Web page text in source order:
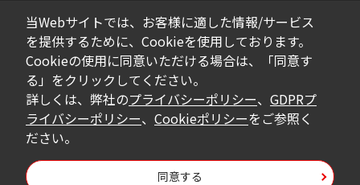
当Webサイトでは、お客様に適した情報/サービス
を提供するために、Cookieを使用しております。
Cookieの使用に同意いただける場合は、「同意す
る」をクリックしてください。
詳しくは、弊社のプライバシーポリシー、 GDPRプ
ライバシーポリシー、 Cookieポリシーをご参照く
ださい。
同意する